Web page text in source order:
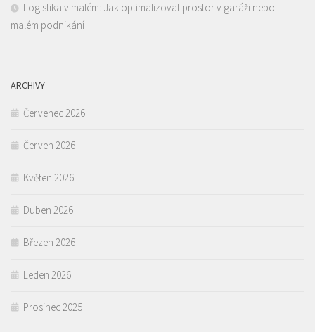
Logistika v malém: Jak optimalizovat prostor v garáži nebo
malém podnikání
ARCHIVY
Červenec 2026
Červen 2026
Květen 2026
Duben 2026
Březen 2026
Leden 2026
Prosinec 2025